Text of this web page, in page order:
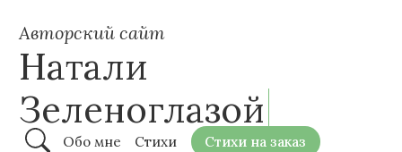
Авторский сайт
Натали
Зеленоглазой
Обо мне Стихи Стихи на заказ